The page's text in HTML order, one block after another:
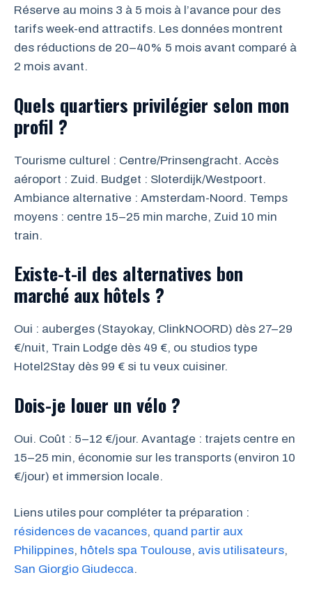
Réserve au moins 3 à 5 mois à l’avance pour des
tarifs week-end attractifs. Les données montrent
des réductions de 20–40% 5 mois avant comparé à
2 mois avant.
Quels quartiers privilégier selon mon
profil ?
Tourisme culturel : Centre/Prinsengracht. Accès
aéroport : Zuid. Budget : Sloterdijk/Westpoort.
Ambiance alternative : Amsterdam-Noord. Temps
moyens : centre 15–25 min marche, Zuid 10 min
train.
Existe-t-il des alternatives bon
marché aux hôtels ?
Oui : auberges (Stayokay, ClinkNOORD) dès 27–29
€/nuit, Train Lodge dès 49 €, ou studios type
Hotel2Stay dès 99 € si tu veux cuisiner.
Dois-je louer un vélo ?
Oui. Coût : 5–12 €/jour. Avantage : trajets centre en
15–25 min, économie sur les transports (environ 10
€/jour) et immersion locale.
Liens utiles pour compléter ta préparation :
résidences de vacances, quand partir aux
Philippines, hôtels spa Toulouse, avis utilisateurs,
San Giorgio Giudecca.